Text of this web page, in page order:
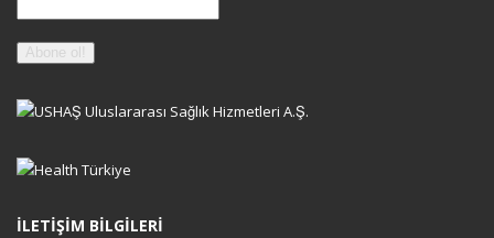
İLETİŞİM BİLGİLERİ